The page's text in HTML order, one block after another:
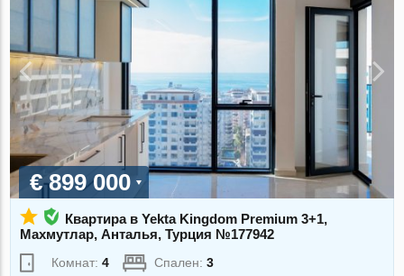
€ 899 000
Квартира в Yekta Kingdom Premium 3+1,
Махмутлар, Анталья, Турция №177942
Комнат:4 Спален:3